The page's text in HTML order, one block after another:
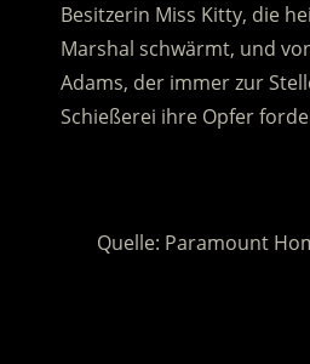
Besitzerin Miss Kitty, die
Marshal schwärmt, und
Adams, der immer zur
Schießerei ihre Opfer
Quelle: Paramount